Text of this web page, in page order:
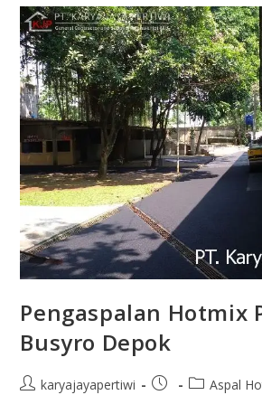
Pengaspalan Hotmix
Busyro Depok
karyajayapertiwi Aspal